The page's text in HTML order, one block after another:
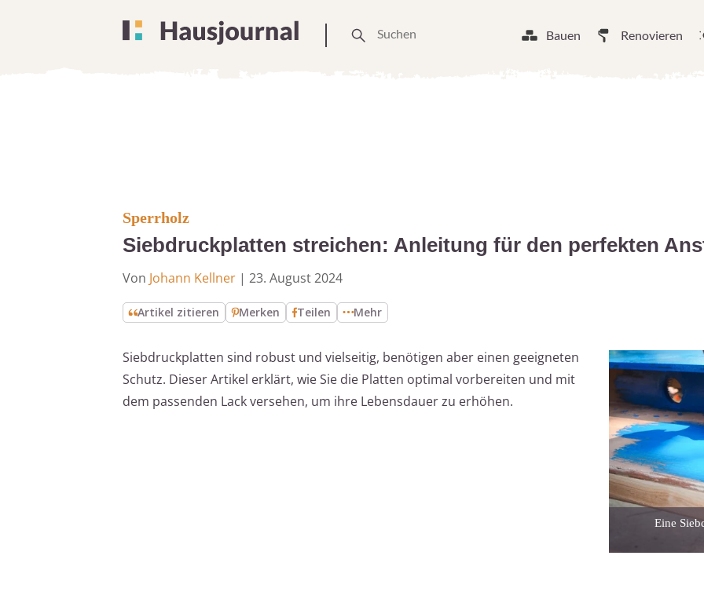
Bauen Renovieren
Sperrholz
Siebdruckplatten streichen: Anleitung für den perfekten
Von Johann Kellner | 23. August 2024
Artikel zitieren Merken Teilen Mehr
Siebdruckplatten sind robust und vielseitig, benötigen aber einen geeigneten
Schutz. Dieser Artikel erklärt, wie Sie die Platten optimal vorbereiten und mit
dem passenden Lack versehen, um ihre Lebensdauer zu erhöhen.
Eine